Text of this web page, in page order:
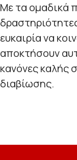
Με τα ομαδικά
ευκαιρία να
αποκτήσουν
κανόνες καλής
διαβίωσης.